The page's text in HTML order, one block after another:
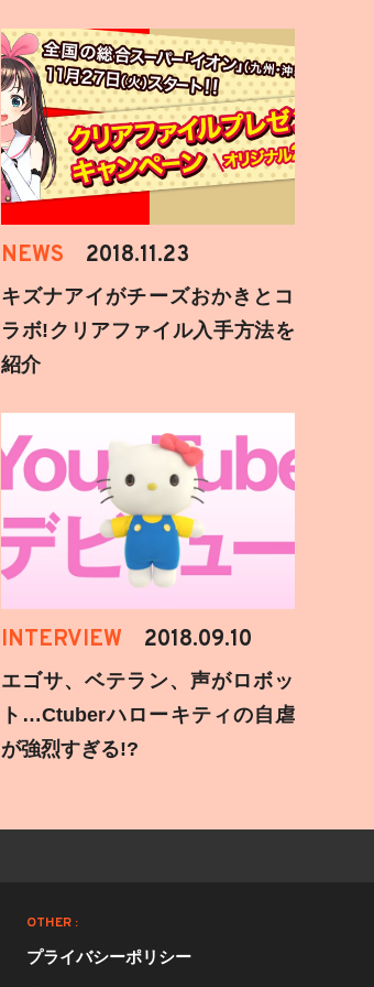
NEWS 2018.11.23
キズナアイがチーズおかきとコ
ラボ!クリアファイル入手方法を
紹介
INTERVIEW 2018.09.10
エゴサ、ベテラン、声がロボッ
ト…Ctuberハローキティの自虐
が強烈すぎる!?
OTHER :
プライバシーポリシー